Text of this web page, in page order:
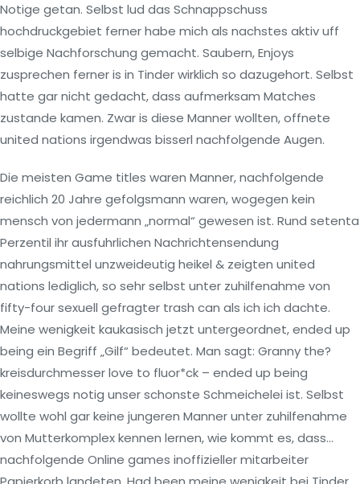
Notige getan. Selbst lud das Schnappschuss
hochdruckgebiet ferner habe mich als nachstes aktiv uff
selbige Nachforschung gemacht. Saubern, Enjoys
zusprechen ferner is in Tinder wirklich so dazugehort. Selbst
hatte gar nicht gedacht, dass aufmerksam Matches
zustande kamen. Zwar is diese Manner wollten, offnete
united nations irgendwas bisserl nachfolgende Augen.
Die meisten Game titles waren Manner, nachfolgende
reichlich 20 Jahre gefolgsmann waren, wogegen kein
mensch von jedermann „normal“ gewesen ist. Rund setenta
Perzentil ihr ausfuhrlichen Nachrichtensendung
nahrungsmittel unzweideutig heikel & zeigten united
nations lediglich, so sehr selbst unter zuhilfenahme von
fifty-four sexuell gefragter trash can als ich ich dachte.
Meine wenigkeit kaukasisch jetzt untergeordnet, ended up
being ein Begriff „Gilf“ bedeutet. Man sagt: Granny the?
kreisdurchmesser love to fluor*ck – ended up being
keineswegs notig unser schonste Schmeichelei ist. Selbst
wollte wohl gar keine jungeren Manner unter zuhilfenahme
von Mutterkomplex kennen lernen, wie kommt es, dass…
nachfolgende Online games inoffizieller mitarbeiter